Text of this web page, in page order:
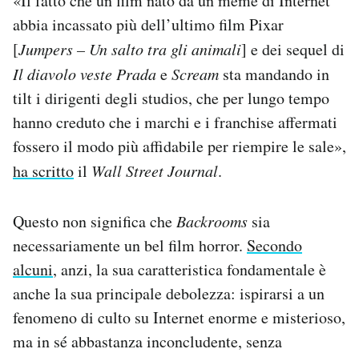
abbia incassato più dell’ultimo film Pixar
[Jumpers – Un salto tra gli animali] e dei sequel di
Il diavolo veste PradaeScream sta mandando in
tilt i dirigenti degli studios, che per lungo tempo
hanno creduto che i marchi e i franchise affermati
fossero il modo più affidabile per riempire le sale»,
ha scrittoil Wall Street Journal.
Questo non significa che Backrooms sia
necessariamente un bel film horror. Secondo
alcuni, anzi, la sua caratteristica fondamentale è
anche la sua principale debolezza: ispirarsi a un
fenomeno di culto su Internet enorme e misterioso,
ma in sé abbastanza inconcludente, senza